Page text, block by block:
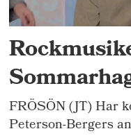
FRÖSÖN (JT) Har
Peterson-Bergers